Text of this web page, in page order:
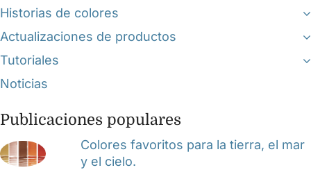
Historias de colores
Actualizaciones de productos
Tutoriales
Noticias
Publicaciones populares
Colores favoritos para la tierra, el mar
y el cielo.